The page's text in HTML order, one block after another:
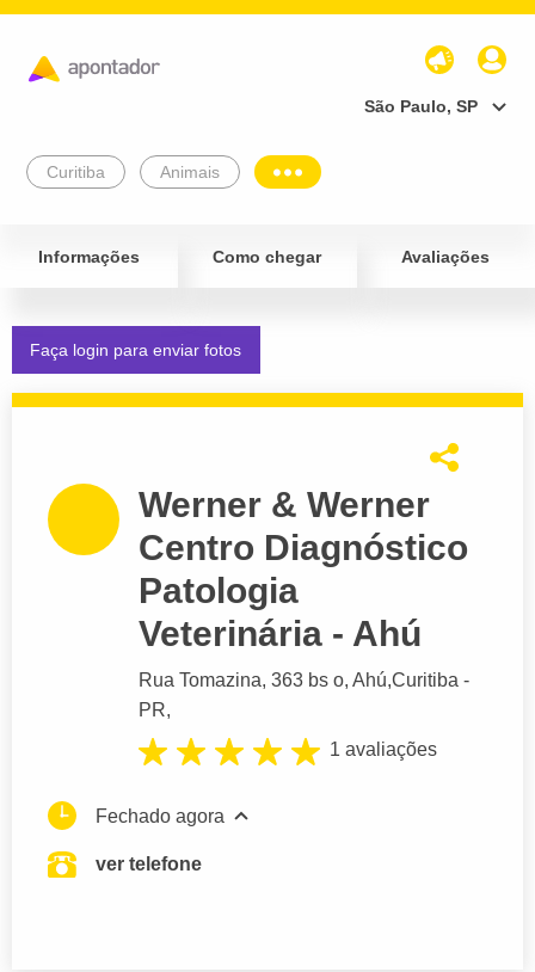
São Paulo, SP
Curitiba Animais
Informações Como chegar Avaliações
Faça login para enviar fotos
Werner & Werner
Centro Diagnóstico
Patologia
Veterinária - Ahú
Rua Tomazina, 363 bs o, Ahú,Curitiba -
PR,
1 avaliações
Fechado agora
ver telefone